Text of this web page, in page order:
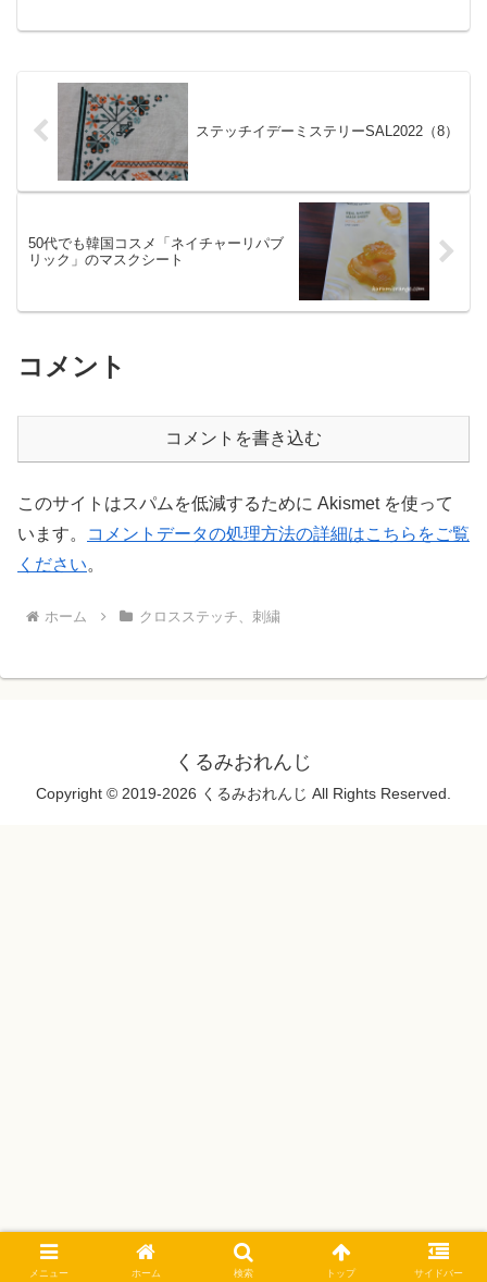
ステッチイデーミステリーSAL2022（8）
50代でも韓国コスメ「ネイチャーリパブ
リック」のマスクシート
コメント
コメントを書き込む
このサイトはスパムを低減するために Akismet を使って
います。
コメントデータの処理方法の詳細はこちらをご覧
ください。
ホーム クロスステッチ、刺繍
くるみおれんじ
Copyright © 2019-2026 くるみおれんじ All Rights Reserved.
メニュー ホーム 検索 トップ サイドバー